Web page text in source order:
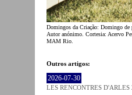
Domingos da Criação: Domingo de
Autor anónimo. Cortesia: Acervo
MAM Rio.
Outros artigos:
2026-07-30
LES RENCONTRES D'ARLES